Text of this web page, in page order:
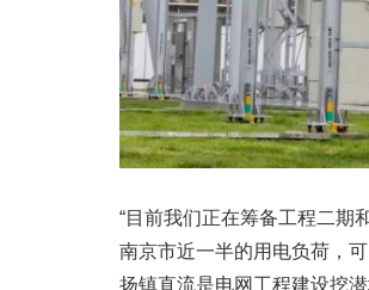
“目前我们正在筹备工程二期
南京市近一半的用电负荷，
扬镇直流是电网工程建设挖